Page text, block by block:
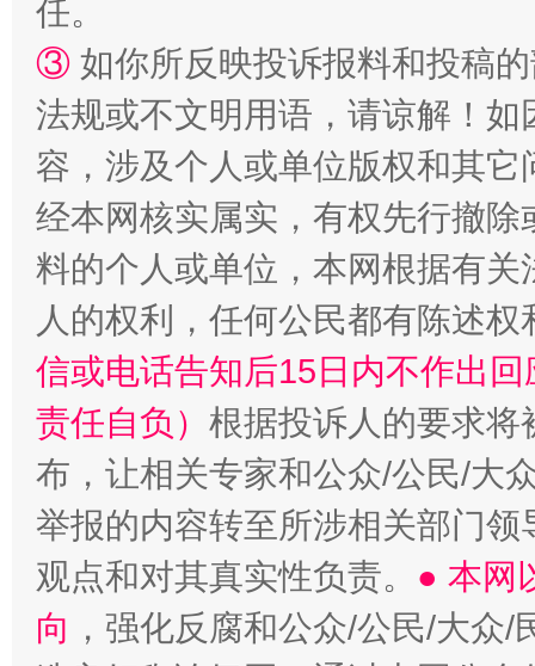
扯下公款旅游的“隐身衣” 如何以
“蜀中异人”王建安的艺术幻境
任。
③ 如你所反映投诉报料和投稿
法规或不文明用语，请谅解！
容，涉及个人或单位版权和其它
经本网核实属实，有权先行撤
料的个人或单位，本网根据有
人的权利，任何公民都有陈述
信或电话告知后15日内不作出
责任自负） 根据投诉人的要求将
布，让相关专家和公众/公民/大
举报的内容转至所涉相关部门
观点和对其真实性负责。 ● 本网
向 ，强化反腐和公众/公民/大众